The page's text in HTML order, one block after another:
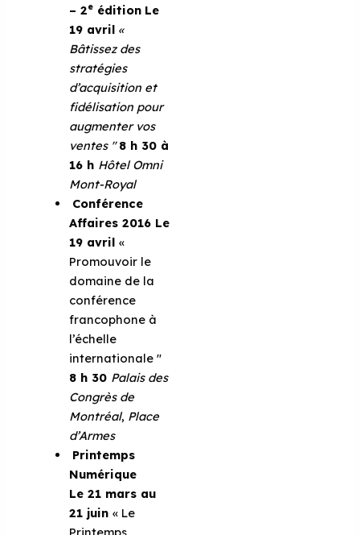
– 2e édition Le
19 avril «
Bâtissez des
stratégies
d’acquisition et
fidélisation pour
augmenter vos
ventes ''8 h 30 à
16 h Hôtel Omni
Mont-Royal
Conférence
Affaires 2016 Le
19 avril «
Promouvoir le
domaine de la
conférence
francophone à
l’échelle
internationale ''
8 h 30 Palais des
Congrès de
Montréal, Place
d’Armes
Printemps
Numérique
Le 21 mars au
21 juin « Le